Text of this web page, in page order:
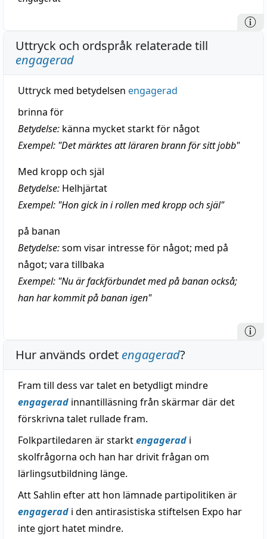
Uttryck och ordspråk relaterade till
engagerad
Uttryck med betydelsen engagerad
brinna för
Betydelse: känna mycket starkt för något
Exempel: "Det märktes att läraren brann för sitt jobb"
Med kropp och själ
Betydelse: Helhjärtat
Exempel: "Hon gick in i rollen med kropp och själ"
på banan
Betydelse:som visar intresse för något; med på
något; vara tillbaka
Exempel: "Nu är fackförbundet med på banan också;
han har kommit på banan igen"
Hur används ordet engagerad?
Fram till dess var talet en betydligt mindre
engagerad innantilläsning från skärmar där det
förskrivna talet rullade fram.
Folkpartiledaren är starktengagerad i
skolfrågorna och han har drivit frågan om
lärlingsutbildning länge.
Att Sahlin efter att hon lämnade partipolitiken är
engagerad i den antirasistiska stiftelsen Expo har
inte gjort hatet mindre.